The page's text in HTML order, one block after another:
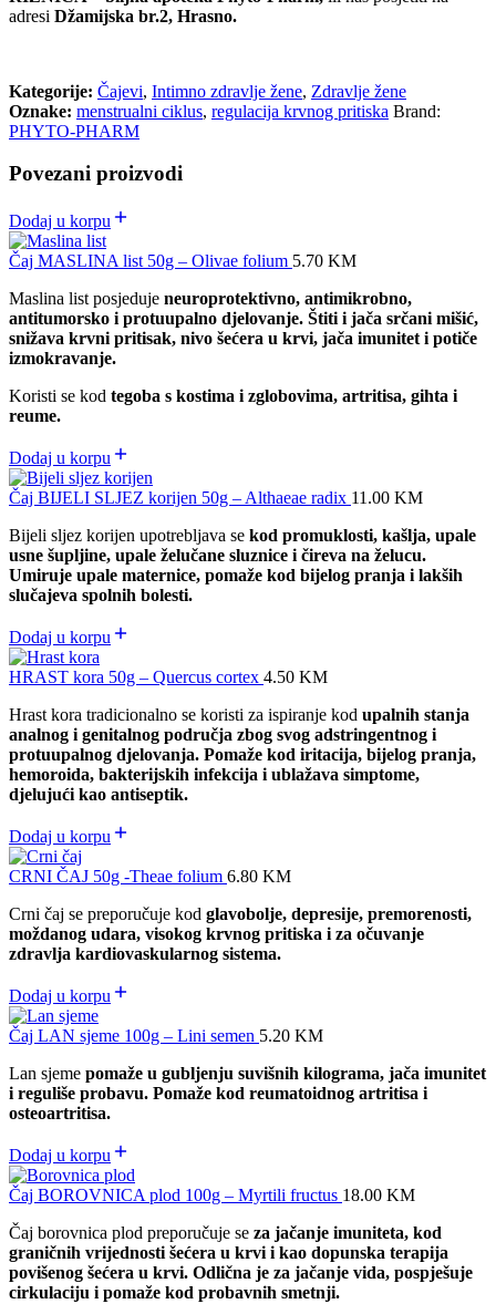
adresi Džamijska br.2, Hrasno.
Kategorije: Čajevi, Intimno zdravlje žene, Zdravlje žene
Oznake: menstrualni ciklus, regulacija krvnog pritiska Brand:
PHYTO-PHARM
Povezani proizvodi
Dodaj u korpu
Čaj MASLINA list 50g – Olivae folium 5.70 KM
Maslina list posjeduje neuroprotektivno, antimikrobno,
antitumorsko i protuupalno djelovanje. Štiti i jača srčani mišić,
snižava krvni pritisak, nivo šećera u krvi, jača imunitet i potiče
izmokravanje.
Koristi se kod tegoba s kostima i zglobovima, artritisa, gihta i
reume.
Dodaj u korpu
Čaj BIJELI SLJEZ korijen 50g – Althaeae radix 11.00 KM
Bijeli sljez korijen upotrebljava se kod promuklosti, kašlja, upale
usne šupljine, upale želučane sluznice i čireva na želucu.
Umiruje upale maternice, pomaže kod bijelog pranja i lakših
slučajeva spolnih bolesti.
Dodaj u korpu
HRAST kora 50g – Quercus cortex 4.50 KM
Hrast kora tradicionalno se koristi za ispiranje kod upalnih stanja
analnog i genitalnog područja zbog svog adstringentnog i
protuupalnog djelovanja. Pomaže kod iritacija, bijelog pranja,
hemoroida, bakterijskih infekcija i ublažava simptome,
djelujući kao antiseptik.
Dodaj u korpu
CRNI ČAJ 50g -Theae folium 6.80 KM
Crni čaj se preporučuje kod glavobolje, depresije, premorenosti,
moždanog udara, visokog krvnog pritiska i za očuvanje
zdravlja kardiovaskularnog sistema.
Dodaj u korpu
Čaj LAN sjeme 100g – Lini semen 5.20 KM
Lan sjeme pomaže u gubljenju suvišnih kilograma, jača imunitet
i reguliše probavu. Pomaže kod reumatoidnog artritisa i
osteoartritisa.
Dodaj u korpu
Čaj BOROVNICA plod 100g – Myrtili fructus 18.00 KM
Čaj borovnica plod preporučuje se za jačanje imuniteta, kod
graničnih vrijednosti šećera u krvi i kao dopunska terapija
povišenog šećera u krvi. Odlična je za jačanje vida, pospješuje
cirkulaciju i pomaže kod probavnih smetnji.